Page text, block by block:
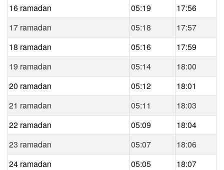
16 ramadan 05:19
17:56
17 ramadan
05:18
17:57
18 ramadan
05:16
17:59
19 ramadan
05:14
18:00
20 ramadan
05:12
18:01
21 ramadan
05:11
18:03
22 ramadan
05:09
18:04
23 ramadan
05:07
18:06
24 ramadan
05:05
18:07